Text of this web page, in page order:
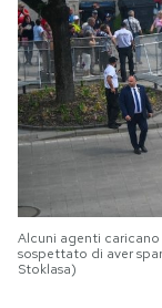
Alcuni agenti caricano
sospettato di aver
Stoklasa)